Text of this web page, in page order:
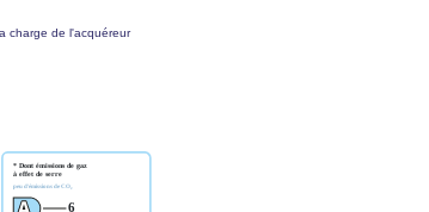
charge de l'acquéreur